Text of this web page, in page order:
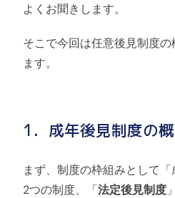
よくお聞きします。
そこで今回は任意後見制度
ます。
1．成年後見制度の
まず、制度の枠組みとして
2つの制度、「法定後見制度